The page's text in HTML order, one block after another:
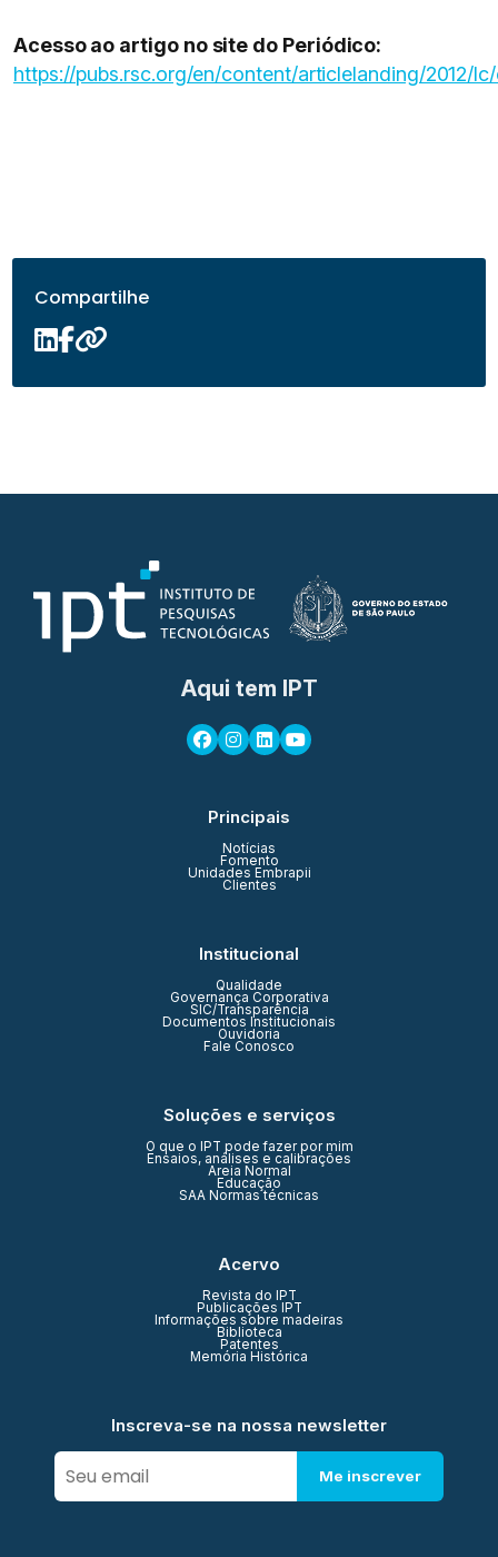
Acesso ao artigo no site do Periódico:
https://pubs.rsc.org/en/content/articlelanding/2012/
Compartilhe
Aqui tem IPT
Principais
Notícias
Fomento
Unidades Embrapii
Clientes
Institucional
Qualidade
Governança Corporativa
SIC/Transparência
Documentos Institucionais
Ouvidoria
Fale Conosco
Soluções e serviços
O que o IPT pode fazer por mim
Ensaios, análises e calibrações
Areia Normal
Educação
SAA Normas técnicas
Acervo
Revista do IPT
Publicações IPT
Informações sobre madeiras
Biblioteca
Patentes
Memória Histórica
Inscreva-se na nossa newsletter
Me inscrever